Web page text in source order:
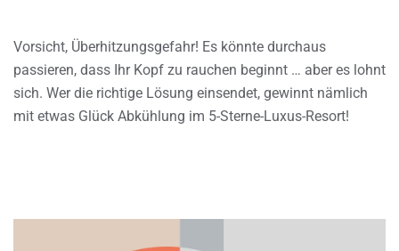
Vorsicht, Überhitzungsgefahr! Es könnte durchaus
passieren, dass Ihr Kopf zu rauchen beginnt … aber es lohnt
sich. Wer die richtige Lösung einsendet, gewinnt nämlich
mit etwas Glück Abkühlung im 5-Sterne-Luxus-Resort!